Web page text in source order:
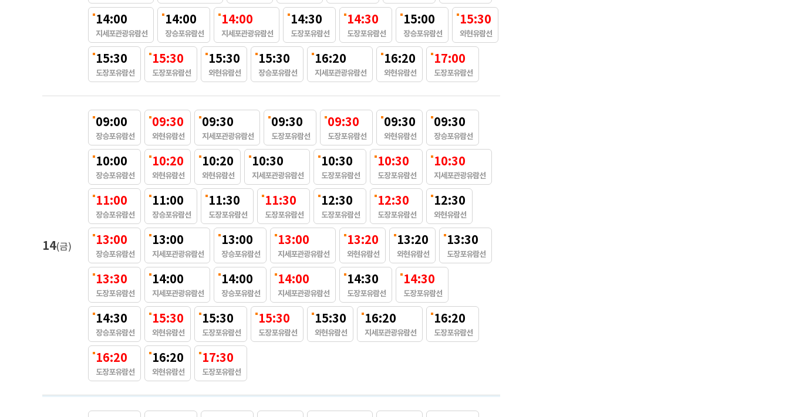
14:00
지세포관광유람선
14:00
장승포유람선
14:00
지세포관광유람선
14:30
도장포유람선
14:30
도장포유람선
15:00
장승포유람선
15:30
와현유람선
15:30
도장포유람선
15:30
도장포유람선
15:30
와현유람선
15:30
장승포유람선
16:20
지세포관광유람선
16:20
와현유람선
17:00
도장포유람선
14(금)
09:00
장승포유람선
09:30
와현유람선
09:30
지세포관광유람선
09:30
도장포유람선
09:30
도장포유람선
09:30
와현유람선
09:30
장승포유람선
10:00
장승포유람선
10:20
와현유람선
10:20
와현유람선
10:30
지세포관광유람선
10:30
도장포유람선
10:30
도장포유람선
10:30
지세포관광유람선
11:00
장승포유람선
11:00
장승포유람선
11:30
도장포유람선
11:30
도장포유람선
12:30
도장포유람선
12:30
도장포유람선
12:30
와현유람선
13:00
장승포유람선
13:00
지세포관광유람선
13:00
장승포유람선
13:00
지세포관광유람선
13:20
와현유람선
13:20
와현유람선
13:30
도장포유람선
13:30
도장포유람선
14:00
지세포관광유람선
14:00
장승포유람선
14:00
지세포관광유람선
14:30
도장포유람선
14:30
도장포유람선
14:30
장승포유람선
15:30
와현유람선
15:30
도장포유람선
15:30
도장포유람선
15:30
와현유람선
16:20
지세포관광유람선
16:20
도장포유람선
16:20
도장포유람선
16:20
와현유람선
17:30
도장포유람선